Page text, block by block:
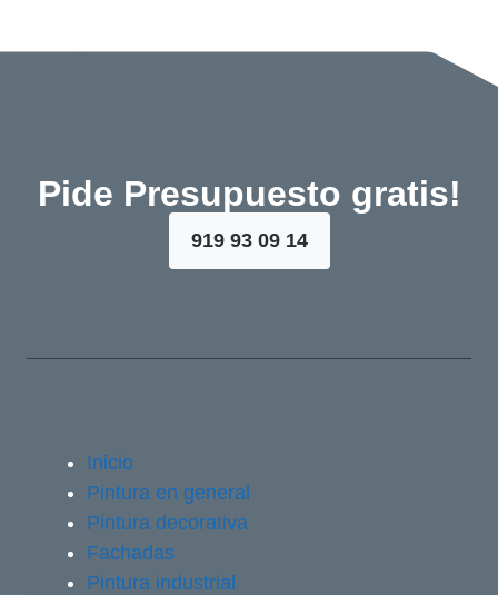
Pide Presupuesto gratis!
919 93 09 14
Inicio
Pintura en general
Pintura decorativa
Fachadas
Pintura industrial